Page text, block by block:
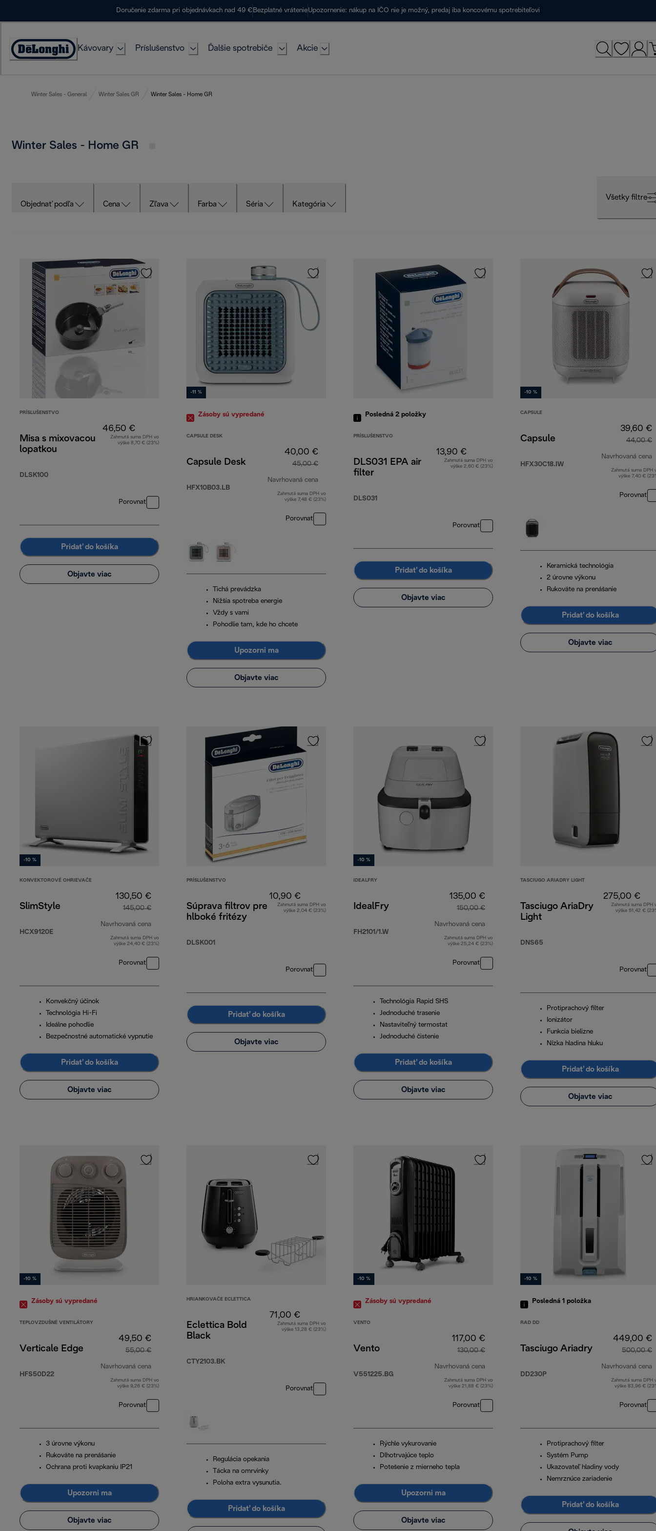
Doručenie zdarma pri objednávkach nad 49 € Bezplatné vrátenieUpozornenie: nákup na IČO nie je možný, predaj iba koncovému spotrebiteľovi
Accessibility
Kávovary Príslušenstvo Ďalšie spotrebiče Akcie
Winter Sales - General Winter Sales GR Winter Sales - Home GR
Winter Sales - Home GR
Objednať podľa Cena Zľava Farba Séria Kategória
Všetky filtre
PRÍSLUŠENSTVO
Misa s mixovacou
lopatkou
DLSK100
46,50 €
Zahrnutá suma DPH vo
výške 8,70 € (23%)
Porovnať
Pridať do košíka
Objavte viac
-11 %
Zásoby sú vypredané
CAPSULE DESK
Capsule Desk
HFX10B03.LB
40,00 €
45,00 €
Navrhovaná cena
pôvodná cena 45,00 €
Zahrnutá suma DPH vo
výške 7,48 € (23%)
Porovnať
Tichá prevádzka
Nižšia spotreba energie
Vždy s vami
Pohodlie tam, kde ho chcete
Upozorni ma
Objavte viac
Posledná 2 položky
PRÍSLUŠENSTVO
DLS031 EPA air
filter
DLS031
13,90 €
Zahrnutá suma DPH vo
výške 2,60 € (23%)
Porovnať
Pridať do košíka
Objavte viac
-10 %
CAPSULE
Capsule
HFX30C18.IW
39,60 €
44,00 €
Navrhovaná cena
Zahrnutá suma DPH
výške 7,40 €
Porovnať
Keramická technológia
2 úrovne výkonu
Rukoväte na prenášanie
Pridať do košíka
Objavte viac
-10 %
KONVEKTOROVÉ OHRIEVAČE
SlimStyle
HCX9120E
130,50 €
145,00 €
Navrhovaná cena
pôvodná cena 145,00 €
Zahrnutá suma DPH vo
výške 24,40 € (23%)
Porovnať
Konvekčný účinok
Technológia Hi-Fi
Ideálne pohodlie
Bezpečnostné automatické vypnutie
Pridať do košíka
Objavte viac
PRÍSLUŠENSTVO
Súprava filtrov pre
hlboké fritézy
DLSK001
10,90 €
Zahrnutá suma DPH vo
výške 2,04 € (23%)
Porovnať
Pridať do košíka
Objavte viac
-10 %
IDEALFRY
IdealFry
FH2101/1.W
135,00 €
150,00 €
Navrhovaná cena
pôvodná cena 150,00 €
Zahrnutá suma DPH vo
výške 25,24 € (23%)
Porovnať
Technológia Rapid SHS
Jednoduché trasenie
Nastaviteľný termostat
Jednoduché čistenie
Pridať do košíka
Objavte viac
TASCIUGO ARIADRY LIGHT
Tasciugo AriaDry
Light
DNS65
275,00 €
Zahrnutá suma DPH
výške 51,42 €
Porovnať
Protiprachový filter
Ionizátor
Funkcia bielizne
Nízka hladina hluku
Pridať do košíka
Objavte viac
-10 %
Zásoby sú vypredané
TEPLOVZDUŠNÉ VENTILÁTORY
Verticale Edge
HFS50D22
49,50 €
55,00 €
Navrhovaná cena
pôvodná cena 55,00 €
Zahrnutá suma DPH vo
výške 9,26 € (23%)
Porovnať
3 úrovne výkonu
Rukoväte na prenášanie
Ochrana proti kvapkaniu IP21
Upozorni ma
Objavte viac
HRIANKOVAČE ECLETTICA
Eclettica Bold
Black
CTY2103.BK
71,00 €
Zahrnutá suma DPH vo
výške 13,28 € (23%)
Porovnať
Regulácia opekania
Tácka na omrvinky
Poloha extra vysunutia.
Pridať do košíka
-10 %
Zásoby sú vypredané
VENTO
Vento
V551225.BG
117,00 €
130,00 €
Navrhovaná cena
pôvodná cena 130,00 €
Zahrnutá suma DPH vo
výške 21,88 € (23%)
Porovnať
Rýchle vykurovanie
Dlhotrvajúce teplo
Potešenie z mierneho tepla
Upozorni ma
Objavte viac
-10 %
Posledná 1 položka
RAD DD
Tasciugo Ariadry
DD230P
449,00 €
500,00 €
Navrhovaná cena
Zahrnutá suma DPH
výške 83,96 €
Porovnať
Protiprachový filter
Systém Pump
Ukazovateľ hladiny vody
Nemrznúce zariadenie
Pridať do košíka